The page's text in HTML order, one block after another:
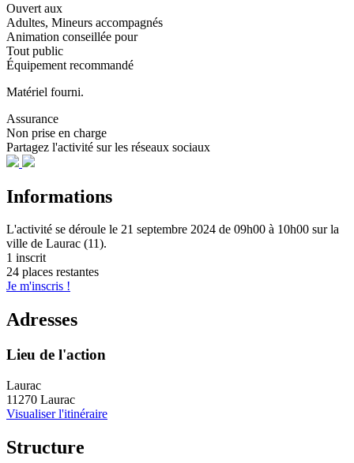
Ouvert aux
Adultes, Mineurs accompagnés
Animation conseillée pour
Tout public
Équipement recommandé
Matériel fourni.
Assurance
Non prise en charge
Partagez l'activité sur les réseaux sociaux
Informations
L'activité se déroule le 21 septembre 2024 de 09h00 à 10h00 sur la
ville de Laurac (11).
1 inscrit
24 places restantes
Je m'inscris !
Adresses
Lieu de l'action
Laurac
11270 Laurac
Visualiser l'itinéraire
Structure